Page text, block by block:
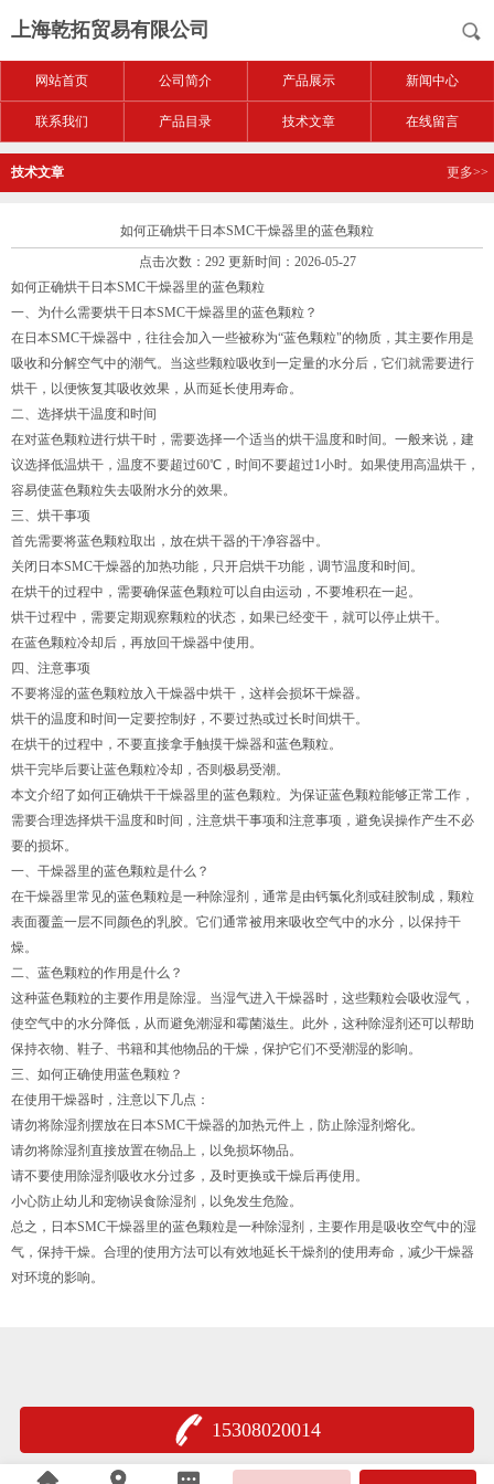
上海乾拓贸易有限公司
网站首页 公司简介 产品展示 新闻中心
联系我们 产品目录 技术文章 在线留言
技术文章 更多>>
如何正确烘干日本SMC干燥器里的蓝色颗粒
点击次数：292 更新时间：2026-05-27
如何正确烘干日本SMC干燥器里的蓝色颗粒
一、为什么需要烘干日本SMC干燥器里的蓝色颗粒？
在日本SMC干燥器中，往往会加入一些被称为“蓝色颗粒"的物质，其主要作用是
吸收和分解空气中的潮气。当这些颗粒吸收到一定量的水分后，它们就需要进行
烘干，以便恢复其吸收效果，从而延长使用寿命。
二、选择烘干温度和时间
在对蓝色颗粒进行烘干时，需要选择一个适当的烘干温度和时间。一般来说，建
议选择低温烘干，温度不要超过60℃，时间不要超过1小时。如果使用高温烘干，
容易使蓝色颗粒失去吸附水分的效果。
三、烘干事项
首先需要将蓝色颗粒取出，放在烘干器的干净容器中。
关闭日本SMC干燥器的加热功能，只开启烘干功能，调节温度和时间。
在烘干的过程中，需要确保蓝色颗粒可以自由运动，不要堆积在一起。
烘干过程中，需要定期观察颗粒的状态，如果已经变干，就可以停止烘干。
在蓝色颗粒冷却后，再放回干燥器中使用。
四、注意事项
不要将湿的蓝色颗粒放入干燥器中烘干，这样会损坏干燥器。
烘干的温度和时间一定要控制好，不要过热或过长时间烘干。
在烘干的过程中，不要直接拿手触摸干燥器和蓝色颗粒。
烘干完毕后要让蓝色颗粒冷却，否则极易受潮。
本文介绍了如何正确烘干干燥器里的蓝色颗粒。为保证蓝色颗粒能够正常工作，
需要合理选择烘干温度和时间，注意烘干事项和注意事项，避免误操作产生不必
要的损坏。
一、干燥器里的蓝色颗粒是什么？
在干燥器里常见的蓝色颗粒是一种除湿剂，通常是由钙氯化剂或硅胶制成，颗粒
表面覆盖一层不同颜色的乳胶。它们通常被用来吸收空气中的水分，以保持干
燥。
二、蓝色颗粒的作用是什么？
这种蓝色颗粒的主要作用是除湿。当湿气进入干燥器时，这些颗粒会吸收湿气，
使空气中的水分降低，从而避免潮湿和霉菌滋生。此外，这种除湿剂还可以帮助
保持衣物、鞋子、书籍和其他物品的干燥，保护它们不受潮湿的影响。
三、如何正确使用蓝色颗粒？
在使用干燥器时，注意以下几点：
请勿将除湿剂摆放在日本SMC干燥器的加热元件上，防止除湿剂熔化。
请勿将除湿剂直接放置在物品上，以免损坏物品。
请不要使用除湿剂吸收水分过多，及时更换或干燥后再使用。
小心防止幼儿和宠物误食除湿剂，以免发生危险。
总之，日本SMC干燥器里的蓝色颗粒是一种除湿剂，主要作用是吸收空气中的湿
气，保持干燥。合理的使用方法可以有效地延长干燥剂的使用寿命，减少干燥器
对环境的影响。
15308020014